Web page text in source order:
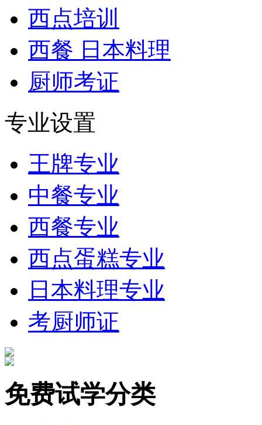
西点培训
西餐 日本料理
厨师考证
专业设置
王牌专业
中餐专业
西餐专业
西点蛋糕专业
日本料理专业
考厨师证
免费试学分类